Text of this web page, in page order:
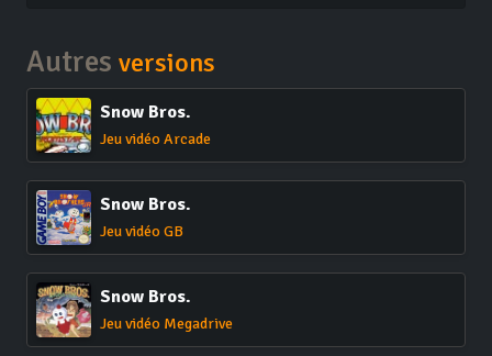
Autres versions
Snow Bros.
Jeu vidéo Arcade
Snow Bros.
Jeu vidéo GB
Snow Bros.
Jeu vidéo Megadrive